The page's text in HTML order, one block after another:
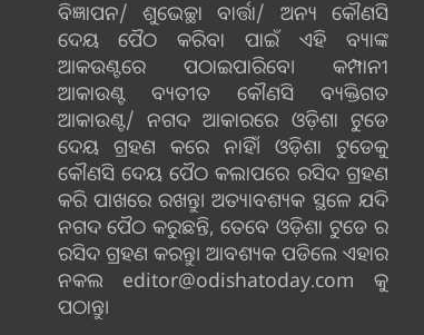
ବିଜ୍ଞାପନ/ ଶୁଭେଚ୍ଛା ବାର୍ତ୍ତା/ ଅନ୍ୟ କୌଣସି
ଦେୟ ପୈଠ କରିବା ପାଇଁ ଏହି ବ୍ୟାଙ୍କ
ଆକଉଣ୍ଟରେ ପଠାଇପାରିବେ। କମ୍ପାନୀ
ଆକାଉଣ୍ଟ ବ୍ୟତୀତ କୌଣସି ବ୍ୟକ୍ତିଗତ
ଆକାଉଣ୍ଟ/ ନଗଦ ଆକାରରେ ଓଡ଼ିଶା ଟୁଡେ
ଦେୟ ଗ୍ରହଣ କରେ ନାହିଁ। ଓଡ଼ିଶା ଟୁଡେକୁ
କୌଣସି ଦେୟ ପୈଠ କଲାପରେ ରସିଦ ଗ୍ରହଣ
କରି ପାଖରେ ରଖନ୍ତୁ। ଅତ୍ୟାବଶ୍ୟକ ସ୍ଥଳେ ଯଦି
ନଗଦ ପୈଠ କରୁଛନ୍ତି, ତେବେ ଓଡ଼ିଶା ଟୁଡେ ର
ରସିଦ ଗ୍ରହଣ କରନ୍ତୁ। ଆବଶ୍ୟକ ପଡିଲେ ଏହାର
ନକଲ editor@odishatoday.com କୁ
ପଠାନ୍ତୁ।